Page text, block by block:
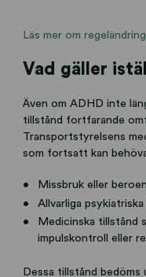
Läs mer om
Vad gäller
Även om ADHD inte
tillstånd fortfarande
Transportstyrelsens
som fortsatt kan
Missbruk eller
Allvarliga
Medicinska tillstånd
impulskontroll eller
Dessa tillstånd bedöms